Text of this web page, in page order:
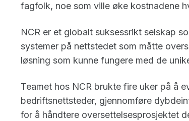
fagfolk, noe som ville øke kostnadene
NCR er et globalt suksessrikt selskap
systemer på nettstedet som måtte
løsning som kunne fungere med de
Teamet hos NCR brukte fire uker på å
bedriftsnettsteder, gjennomføre
for å håndtere oversettelsesprosjektet